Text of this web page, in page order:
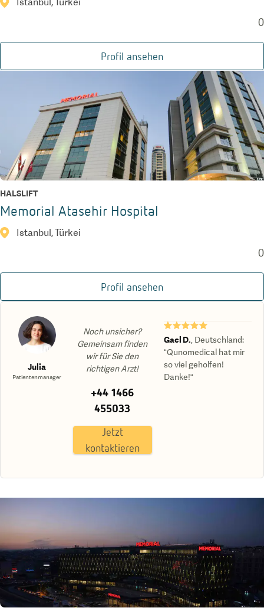
0
Profil ansehen
HALSLIFT
Memorial Atasehir Hospital
Istanbul, Türkei
0
Profil ansehen
Julia
Patientenmanager
Noch unsicher?
Gemeinsam finden
wir für Sie den
richtigen Arzt!
+44 1466
455033
Jetzt
kontaktieren
★★★★★
Gael D. Deutschland:
“Qunomedical hat mir
so viel geholfen!
Danke!“